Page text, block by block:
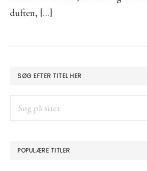
duften, […]
PRIMÆR
SIDEBAR
SØG EFTER TITEL HER
POPULÆRE TITLER